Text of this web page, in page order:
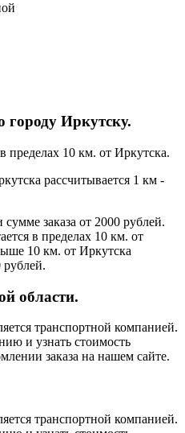
городу Иркутску.
пределах 10 км. от Иркутска.
рассчитывается 1 км -
сумме заказа от 2000 рублей.
в пределах 10 км. от
10 км. от Иркутска
рублей.
области.
транспортной компанией.
и узнать стоимость
заказа на нашем сайте.
транспортной компанией.